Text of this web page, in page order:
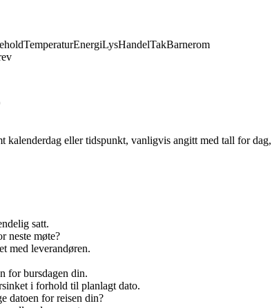
TemperaturEnergiLysHandelTakBarnerom
kalenderdag eller tidspunkt, vanligvis angitt med tall for
satt.
neste møte?
med leverandøren.
for bursdagen din.
i forhold til planlagt dato.
datoen for reisen din?